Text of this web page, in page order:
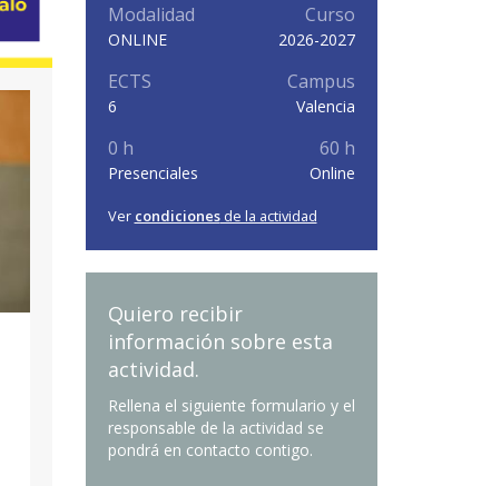
Modalidad
ONLINE
Curso
2026-2027
ECTS
6
Campus
Valencia
0 h
Presenciales
60 h
Online
Ver condicionesde la actividad
Quiero recibir
información sobre esta
actividad.
Rellena el siguiente formulario y el
responsable de la actividad se
pondrá en contacto contigo.